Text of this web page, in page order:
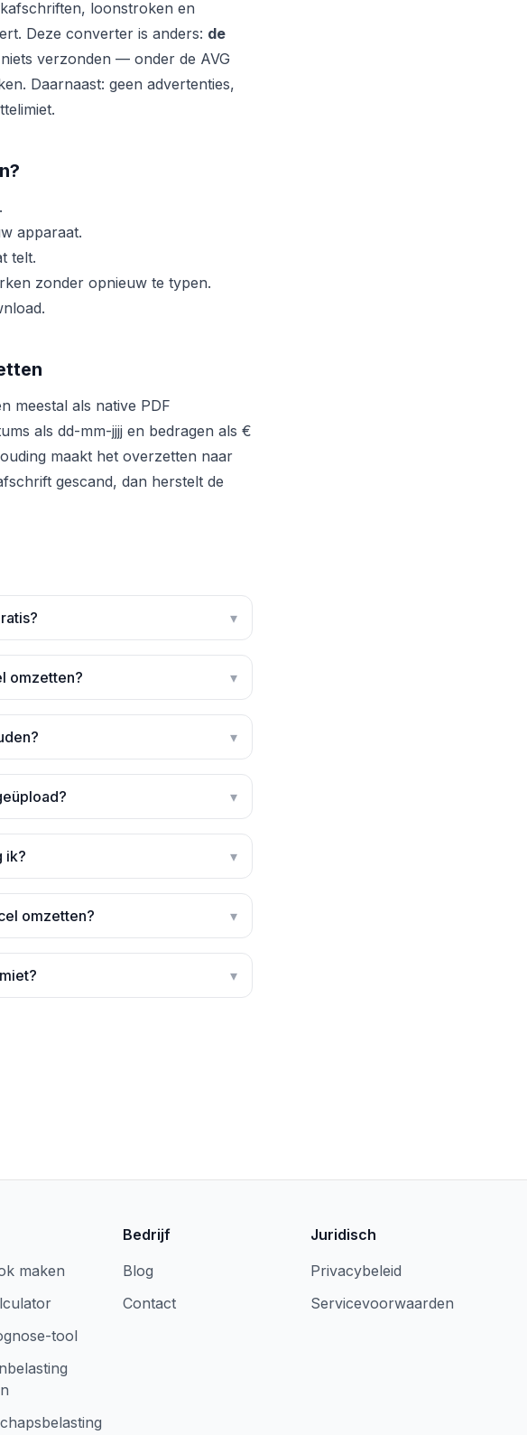
loonstroken en
Deze converter is anders: de
verzonden — onder de AVG
Daarnaast: geen advertenties,
apparaat.
telt.
zonder opnieuw te typen.
meestal als native PDF
als dd-mm-jjjj en bedragen als €
maakt het overzetten naar
gescand, dan herstelt de
▾
omzetten? ▾
▾
▾
ik? ▾
omzetten? ▾
▾
maken
tool
Bedrijf
Blog
Contact
Juridisch
Privacybeleid
Servicevoorwaarden